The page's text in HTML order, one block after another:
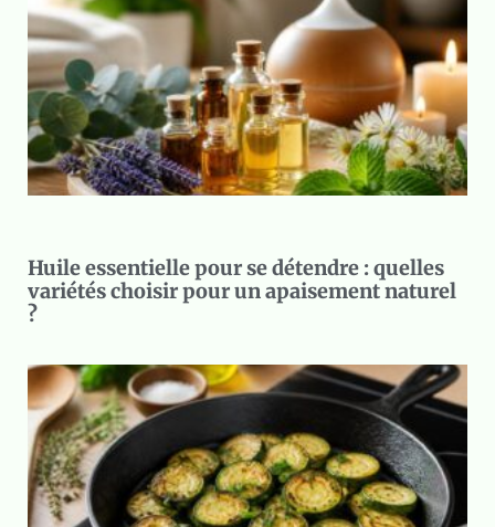
Huile essentielle pour se détendre : quelles
variétés choisir pour un apaisement naturel
?